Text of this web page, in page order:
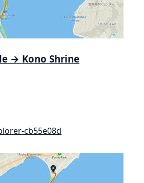
→ Kono Shrine
cb55e08d